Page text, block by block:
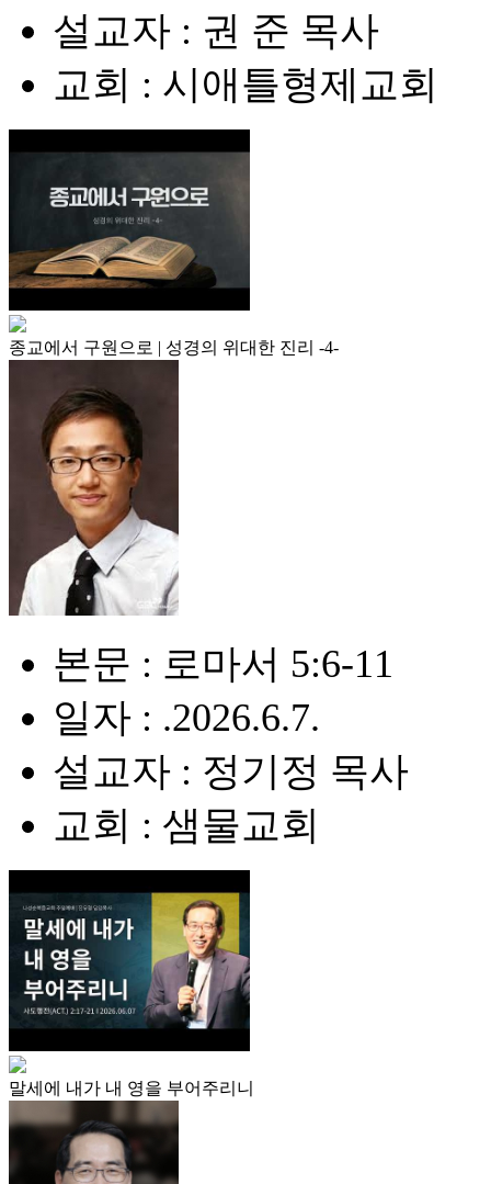
설교자 : 권 준 목사
교회 : 시애틀형제교회
종교에서 구원으로 | 성경의 위대한 진리 -4-
본문 : 로마서 5:6-11
일자 : .2026.6.7.
설교자 : 정기정 목사
교회 : 샘물교회
말세에 내가 내 영을 부어주리니